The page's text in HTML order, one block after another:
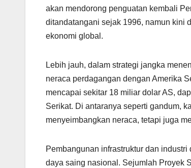
akan mendorong penguatan kembali
ditandatangani sejak 1996, namun kini
ekonomi global.
Lebih jauh, dalam strategi jangka
neraca perdagangan dengan Amerika
mencapai sekitar 18 miliar dolar AS,
Serikat. Di antaranya seperti gandum,
menyeimbangkan neraca, tetapi juga
Pembangunan infrastruktur dan
daya saing nasional. Sejumlah Proyek